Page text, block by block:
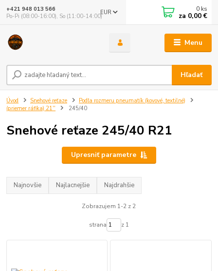
Menu
EUR
Hľadať
+421 948 013 566
Po-Pi (08:00-16:00), So (11:00-14:00)
0 ks
za 0,00 €
Úvod Snehové reťaze
Podľa rozmeru pneumatík (kovové, textilné)
(priemer ráfika) 21''
245/40
Snehové reťaze 245/40 R21
Upresniť parametre
Najnovšie Najlacnejšie Najdrahšie
Zobrazujem 1-2 z 2
strana z 1